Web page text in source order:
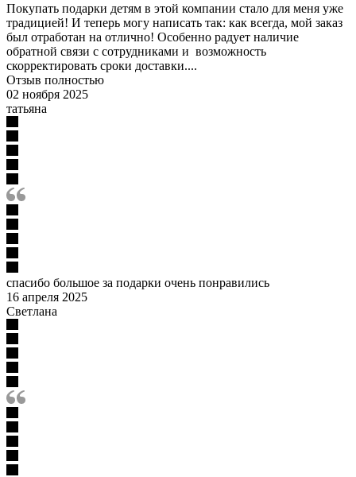
Покупать подарки детям в этой компании стало для меня уже
традицией! И теперь могу написать так: как всегда, мой заказ
был отработан на отлично! Особенно радует наличие
обратной связи с сотрудниками и возможность
скорректировать сроки доставки....
Отзыв полностью
02 ноября 2025
татьяна
спасибо большое за подарки очень понравились
16 апреля 2025
Светлана